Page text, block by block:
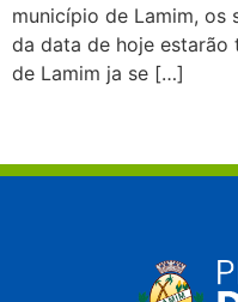
município de Lamim, os
da data de hoje estarão
de Lamim ja se […]